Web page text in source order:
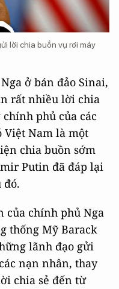
lời chia buồn vụ rơi máy
ở bán đảo Sinai,
rất nhiều lời chia
phủ của các
Nam là một
chia buồn sớm
Putin đã đáp lại
đó.
của chính phủ Nga
thống Mỹ Barack
lãnh đạo gửi
nạn nhân, thay
chia sẻ đến từ